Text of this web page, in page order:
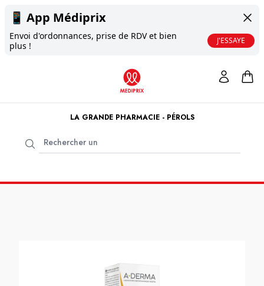
📱 App Médiprix
Envoi d'ordonnances, prise de RDV et bien
plus !
J'ESSAYE
LA GRANDE PHARMACIE - PÉROLS